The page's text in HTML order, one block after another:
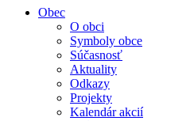
Obec
O obci
Symboly obce
Súčasnosť
Aktuality
Odkazy
Projekty
Kalendár akcií